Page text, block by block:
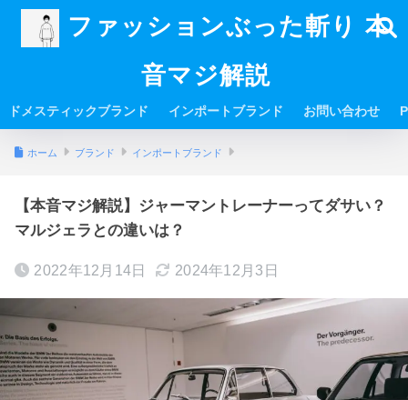
ファッションぶった斬り 本
音マジ解説
ドメスティックブランド インポートブランド お問い合わせ
ホーム ブランド インポートブランド
【本音マジ解説】ジャーマントレーナーってダサい？
マルジェラとの違いは？
2022年12月14日 2024年12月3日